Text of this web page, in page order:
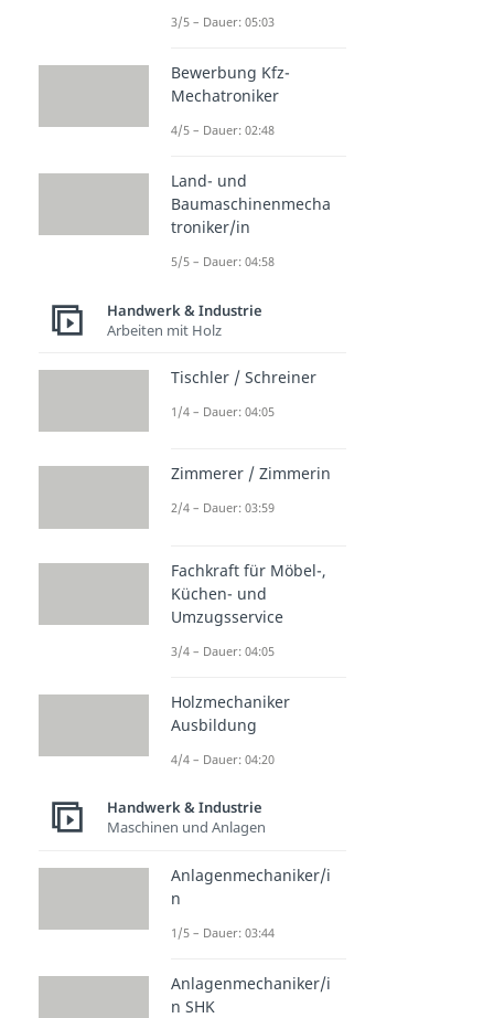
3/5 – Dauer: 05:03
Bewerbung Kfz-
Mechatroniker
4/5 – Dauer: 02:48
Land- und
Baumaschinenmecha
troniker/in
5/5 – Dauer: 04:58
Handwerk & Industrie
Arbeiten mit Holz
Tischler / Schreiner
1/4 – Dauer: 04:05
Zimmerer / Zimmerin
2/4 – Dauer: 03:59
Fachkraft für Möbel-,
Küchen- und
Umzugsservice
3/4 – Dauer: 04:05
Holzmechaniker
Ausbildung
4/4 – Dauer: 04:20
Handwerk & Industrie
Maschinen und Anlagen
Anlagenmechaniker/i
n
1/5 – Dauer: 03:44
Anlagenmechaniker/i
n SHK